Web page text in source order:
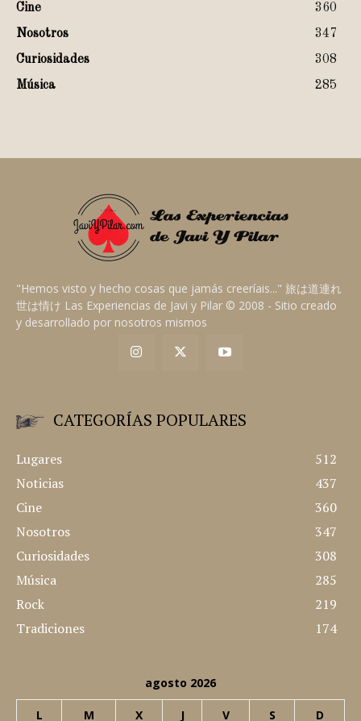
Cine
360
Nosotros
347
Curiosidades
308
Música
285
"Hemos visto y hecho cosas que jamás creeríais..." 旅は道連れ
世は情け Las Experiencias de Javi y Pilar © 2008 - Sitio creado
y desarrollado por nosotros mismos
CATEGORÍAS POPULARES
Lugares
512
Noticias
437
Cine
360
Nosotros
347
Curiosidades
308
Música
285
Rock
219
Tradiciones
174
agosto 2026
L M X J V S D